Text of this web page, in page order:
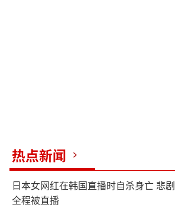
热点新闻
日本女网红在韩国直播时自杀身亡 悲剧
全程被直播